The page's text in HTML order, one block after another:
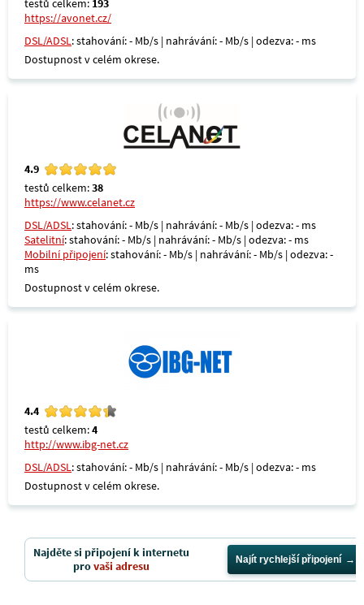
testů celkem: 193
https://avonet.cz/
DSL/ADSL: stahování: - Mb/s | nahrávání: - Mb/s | odezva: - ms
Dostupnost v celém okrese.
4.9
testů celkem:38
https://www.celanet.cz
DSL/ADSL: stahování: - Mb/s | nahrávání: - Mb/s | odezva: - ms
Satelitní: stahování: - Mb/s | nahrávání: - Mb/s | odezva: - ms
Mobilní připojení: stahování: - Mb/s | nahrávání: - Mb/s | odezva: -
ms
Dostupnost v celém okrese.
4.4
testů celkem:4
http://www.ibg-net.cz
DSL/ADSL: stahování: - Mb/s | nahrávání: - Mb/s | odezva: - ms
Dostupnost v celém okrese.
Najděte si připojení k internetu
provaši adresu Najít rychlejší připojení